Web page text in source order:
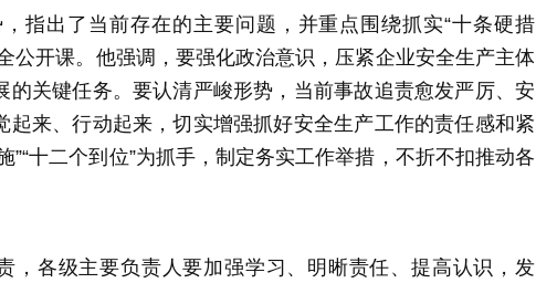
指出了当前存在的主要问题，并重点围绕抓实“十条硬措
公开课。他强调，要强化政治意识，压紧企业安全生产主体
关键任务。要认清严峻形势，当前事故追责愈发严厉、安
来、行动起来，切实增强抓好安全生产工作的责任感和紧
”“十二个到位”为抓手，制定务实工作举措，不折不扣推动各
，各级主要负责人要加强学习、明晰责任、提高认识，发